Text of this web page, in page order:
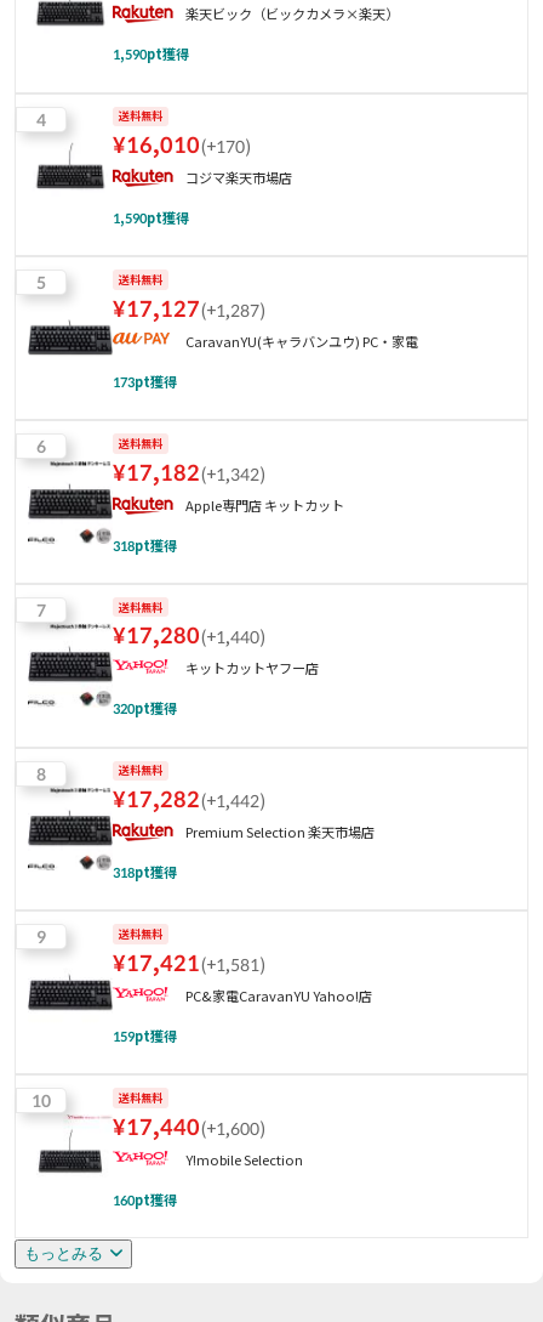
楽天ビック（ビックカメラ×楽天）
1,590pt獲得
4 送料無料
¥16,010(+170)
コジマ楽天市場店
1,590pt獲得
5 送料無料
¥17,127(+1,287)
CaravanYU(キャラバンユウ) PC・家電
173pt獲得
6 送料無料
¥17,182(+1,342)
Apple専門店 キットカット
318pt獲得
7 送料無料
¥17,280(+1,440)
キットカットヤフー店
320pt獲得
8 送料無料
¥17,282(+1,442)
Premium Selection 楽天市場店
318pt獲得
9 送料無料
¥17,421(+1,581)
PC&家電CaravanYU Yahoo!店
159pt獲得
10 送料無料
¥17,440(+1,600)
Y!mobile Selection
160pt獲得
もっとみる